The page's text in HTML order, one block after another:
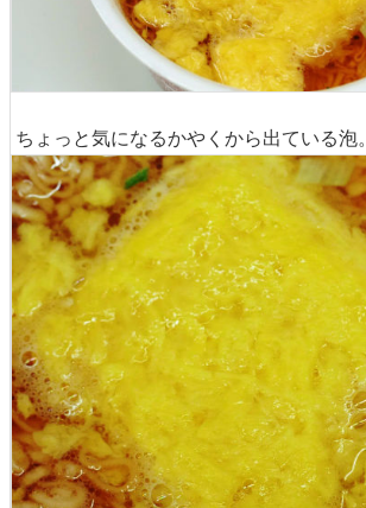
ちょっと気になるかやくから出ている泡。